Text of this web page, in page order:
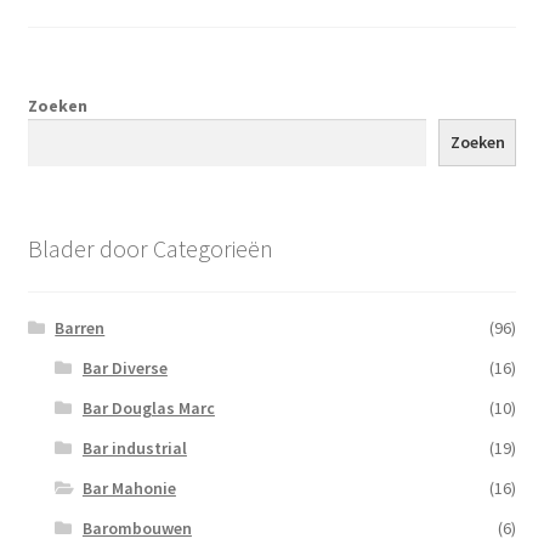
Zoeken
Zoeken
Blader door Categorieën
Barren
(96)
Bar Diverse
(16)
Bar Douglas Marc
(10)
Bar industrial
(19)
Bar Mahonie
(16)
Barombouwen
(6)